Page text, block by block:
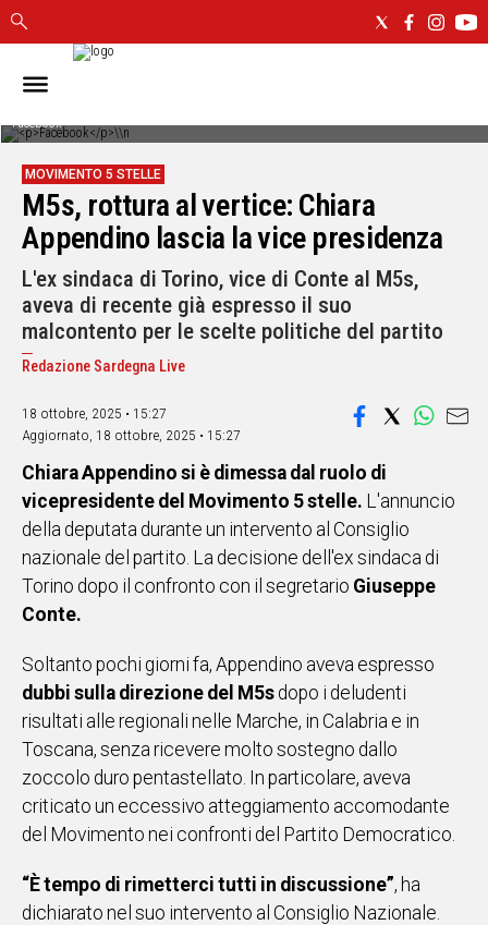
IN
SASSARI
NUORO
ORISTANO
SULCIS
GALLURA
OGLIASTRA
MEDIO
CAMPIDANO
ALTRE
NOTIZIE
POLITICA
IN
ITALIA
NEL
MONDO
SPORT
STORIE
VIDEO
Vai
UNISCITI
AL CANALE
MOVIMENTO 5 STELLE
M5s, rottura al vertice: Chiara
Appendino lascia la vice presidenza
Facebook
L'ex sindaca di Torino, vice di Conte al M5s,
aveva di recente già espresso il suo
malcontento per le scelte politiche del partito
Redazione Sardegna Live
18 ottobre, 2025 • 15:27
Aggiornato, 18 ottobre, 2025 • 15:27
Chiara Appendino si è dimessa dal ruolo di
vicepresidente del Movimento 5 stelle. L'annuncio
della deputata durante un intervento al Consiglio
nazionale del partito. La decisione dell'ex sindaca di
Torino dopo il confronto con il segretario Giuseppe
Conte.
Soltanto pochi giorni fa, Appendino aveva espresso
dubbi sulla direzione del M5s dopo i deludenti
risultati alle regionali nelle Marche, in Calabria e in
Toscana, senza ricevere molto sostegno dallo
zoccolo duro pentastellato. In particolare, aveva
criticato un eccessivo atteggiamento accomodante
del Movimento nei confronti del Partito Democratico.
“È tempo di rimetterci tutti in discussione”, ha
dichiarato nel suo intervento al Consiglio Nazionale.